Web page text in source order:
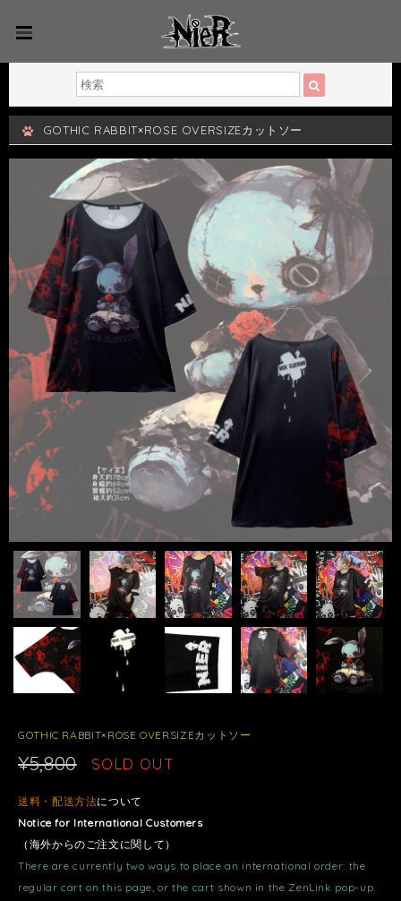
GOTHIC RABBIT×ROSE OVERSIZEカットソー
GOTHIC RABBIT×ROSE OVERSIZEカットソー
¥5,800 SOLD OUT
送料・配送方法について
Notice for International Customers
（海外からのご注文に関して）
There are currently two ways to place an international order: the
regular cart on this page, or the cart shown in the ZenLink pop-up.